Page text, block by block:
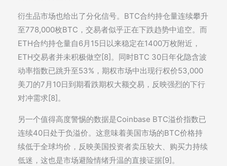
衍生品市场也给出了分化信号。BTC合约持仓量连续攀升
至778,000枚BTC，交易者似乎正在下跌趋势中追空。而
ETH合约持仓量自6月15日以来稳定在1400万枚附近，
ETH交易者并未积极做空[8]。同时BTC 30日年化隐含波
动率指数已跳升至53%，期权市场中出现行权价53,000
美刀的7月10日到期看跌期权大额交易，反映强烈的下行
对冲需求[8]。
另一个值得高度警惕的数据是Coinbase BTC溢价指数已
连续40日处于负溢价。这意味着美国市场的BTC价格持
续低于全球均价，反映美国投资者卖压较大、购买力持续
低迷，这也是市场避险情绪升温的直接证据[9]。